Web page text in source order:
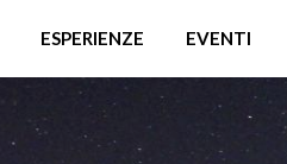
ESPERIENZE EVENTI